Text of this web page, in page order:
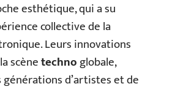
esthétique, qui a su
collective de la
Leurs innovations
scènetechnoglobale,
d’artistes et de